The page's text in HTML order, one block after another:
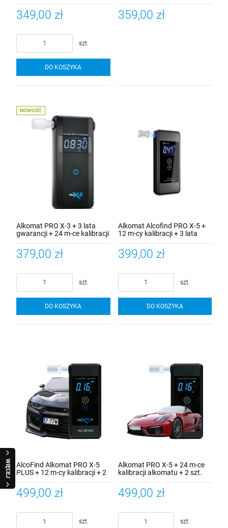
WIĘCEJ
ustników rurkowych
349,00 zł
szt.
DO KOSZYKA
359,00 zł
Alkomat PRO X-3 + 3 lata
gwarancji + 24 m-ce kalibracji
rurkowych
379,00 zł
szt.
DO KOSZYKA
NOWOŚĆ
Alkomat Alcofind PRO X-5 +
12 m-cy kalibracji + 3 lata
399,00 zł
szt.
DO KOSZYKA
AlcoFind Alkomat PRO X-5
PLUS + 12 m-cy kalibracji + 2
szt. ustników + 5 lat
gwarancji + mata na szybę
499,00 zł
szt.
Alkomat PRO X-5 + 24 m-ce
kalibracji alkomatu + 2 szt.
ustniki + 5 lat gwarancji +
mata na szybę
499,00 zł
szt.